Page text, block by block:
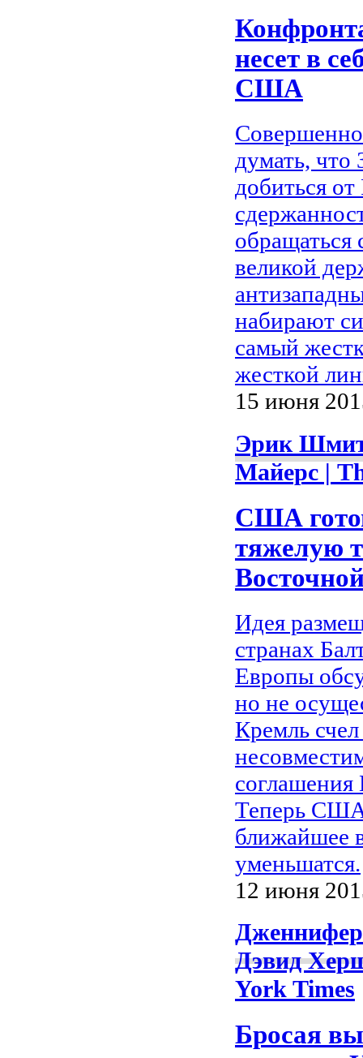
несет в
США
думать, что
добиться
обращаться
великой
набирают
самый
жесткой
15 июня
Эрик
Майерс |
США
тяжелую
Идея
странах
Европы
но не
Кремль
Теперь США
ближайшее
уменьшатся.
12 июня
Дэвид
York Times
Бросая